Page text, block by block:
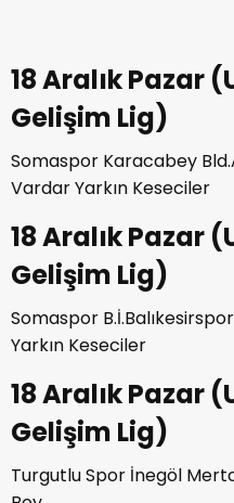
18 Aralık Pazar
Gelişim Lig)
Somaspor Karacabey
Vardar Yarkın Keseciler
18 Aralık Pazar
Gelişim Lig)
Somaspor
Yarkın Keseciler
18 Aralık Pazar
Gelişim Lig)
Turgutlu Spor İnegöl